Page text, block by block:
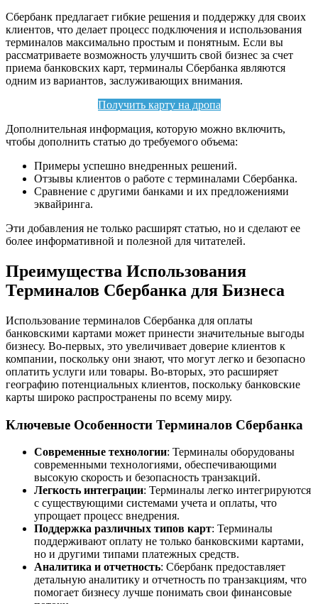
Сбербанк предлагает гибкие решения и поддержку для своих
клиентов, что делает процесс подключения и использования
терминалов максимально простым и понятным. Если вы
рассматриваете возможность улучшить свой бизнес за счет
приема банковских карт, терминалы Сбербанка являются
одним из вариантов, заслуживающих внимания.
Получить карту на дропа
Дополнительная информация, которую можно включить,
чтобы дополнить статью до требуемого объема:
Примеры успешно внедренных решений.
Отзывы клиентов о работе с терминалами Сбербанка.
Сравнение с другими банками и их предложениями
эквайринга.
Эти добавления не только расширят статью, но и сделают ее
более информативной и полезной для читателей.
Преимущества Использования
Терминалов Сбербанка для Бизнеса
Использование терминалов Сбербанка для оплаты
банковскими картами может принести значительные выгоды
бизнесу. Во-первых, это увеличивает доверие клиентов к
компании, поскольку они знают, что могут легко и безопасно
оплатить услуги или товары. Во-вторых, это расширяет
географию потенциальных клиентов, поскольку банковские
карты широко распространены по всему миру.
Ключевые Особенности Терминалов Сбербанка
Современные технологии: Терминалы оборудованы
современными технологиями, обеспечивающими
высокую скорость и безопасность транзакций.
Легкость интеграции: Терминалы легко интегрируются
с существующими системами учета и оплаты, что
упрощает процесс внедрения.
Поддержка различных типов карт: Терминалы
поддерживают оплату не только банковскими картами,
но и другими типами платежных средств.
Аналитика и отчетность: Сбербанк предоставляет
детальную аналитику и отчетность по транзакциям, что
помогает бизнесу лучше понимать свои финансовые